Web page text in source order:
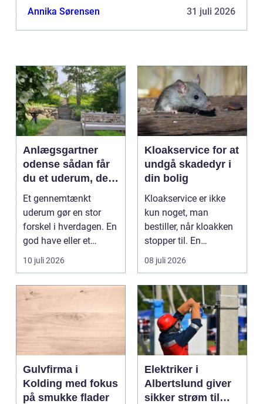
inventar og i værste fald ...
Annika Sørensen 31 juli 2026
Anlægsgartner
odense sådan får
du et uderum, der
holder i mange år
Et gennemtænkt
uderum gør en stor
forskel i hverdagen. En
god have eller et
velplejet fællesareal
gi...
10 juli 2026
Kloakservice for at
undgå skadedyr i
din bolig
Kloakservice er ikke
kun noget, man
bestiller, når kloakken
stopper til. En
systematisk gennem...
08 juli 2026
Gulvfirma i
Kolding med fokus
på smukke flader
Elektriker i
Albertslund giver
sikker strøm til